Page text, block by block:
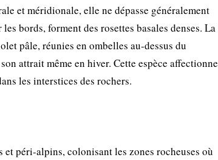
et méridionale, elle ne dépasse généralement
bords, forment des rosettes basales denses. La
pâle, réunies en ombelles au-dessus du
attrait même en hiver. Cette espèce affectionne
les interstices des rochers.
péri-alpins, colonisant les zones rocheuses où